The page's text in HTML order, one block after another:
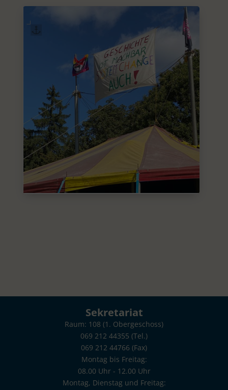
Sekretariat
Raum: 108 (1. Obergeschoss)
069 212 44355 (Tel.)
069 212 44766 (Fax)
Montag bis Freitag:
08.00 Uhr - 12.00 Uhr
Montag, Dienstag und Freitag: